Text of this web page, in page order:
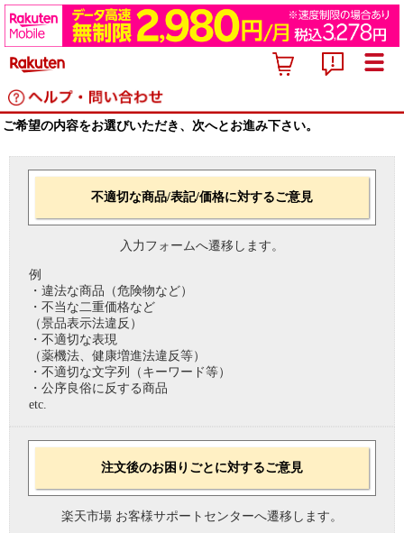
ご希望の内容をお選びいただき、次へとお進み下さい。
不適切な商品/表記/価格に対するご意見
入力フォームへ遷移します。
例
・違法な商品（危険物など）
・不当な二重価格など
（景品表示法違反）
・不適切な表現
（薬機法、健康増進法違反等）
・不適切な文字列（キーワード等）
・公序良俗に反する商品
etc.
注文後のお困りごとに対するご意見
楽天市場 お客様サポートセンターへ遷移します。